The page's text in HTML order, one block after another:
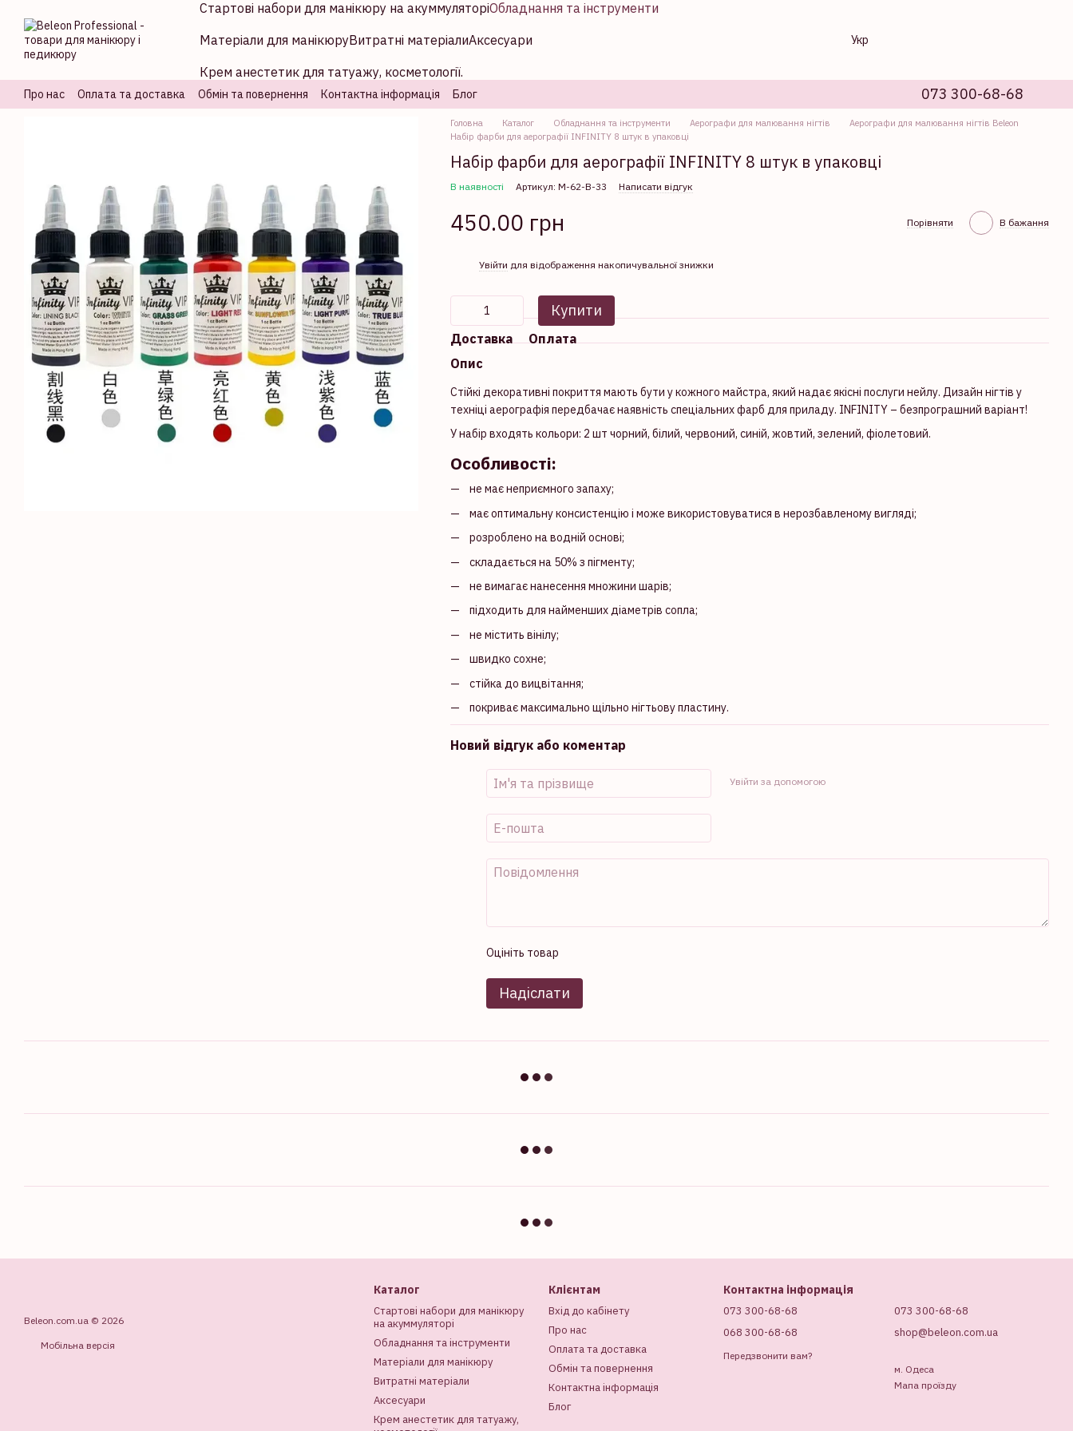
Стартові набори для манікюру на акуммуляторіОбладнання та інструменти
Матеріали для манікюруВитратні матеріалиАксесуари
Крем анестетик для татуажу, косметології.
Укр
Про нас Оплата та доставка Обмін та повернення Контактна інформація Блог 073 300-68-68
Головна Каталог Обладнання та інструменти Аерографи для малювання нігтів
Аерографи для малювання нігтів Beleon
Набір фарби для аерографії INFINITY 8 штук в упаковці
Набір фарби для аерографії INFINITY 8 штук в упаковці
В наявності Артикул: М-62-В-33 Написати відгук
450.00 грн Порівняти В бажання
Увійти для відображення накопичувальної знижки
Купити
Доставка
Оплата
Опис
Стійкі декоративні покриття мають бути у кожного майстра, який надає якісні послуги нейлу. Дизайн нігтів у
техніці аерографія передбачає наявність спеціальних фарб для приладу. INFINITY – безпрограшний варіант!
У набір входять кольори: 2 шт чорний, білий, червоний, синій, жовтий, зелений, фіолетовий.
Особливості:
не має неприємного запаху;
має оптимальну консистенцію і може використовуватися в нерозбавленому вигляді;
розроблено на водній основі;
складається на 50% з пігменту;
не вимагає нанесення множини шарів;
підходить для найменших діаметрів сопла;
не містить вінілу;
швидко сохне;
стійка до вицвітання;
покриває максимально щільно нігтьову пластину.
Новий відгук або коментар
Увійти за допомогою
Оцініть товар
Надіслати
Beleon.com.ua © 2026
Мобільна версія
Каталог
Стартові набори для манікюру
на акуммуляторі
Обладнання та інструменти
Матеріали для манікюру
Витратні матеріали
Аксесуари
Крем анестетик для татуажу,
Клієнтам
Вхід до кабінету
Про нас
Оплата та доставка
Обмін та повернення
Контактна інформація
Блог
Контактна інформація
073 300-68-68
068 300-68-68
Передзвонити вам?
073 300-68-68
shop@beleon.com.ua
м. Одеса
Мапа проїзду